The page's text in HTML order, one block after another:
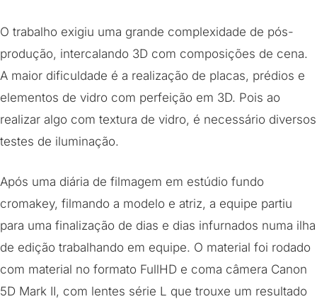
O trabalho exigiu uma grande complexidade de pós-
produção, intercalando 3D com composições de cena.
A maior dificuldade é a realização de placas, prédios e
elementos de vidro com perfeição em 3D. Pois ao
realizar algo com textura de vidro, é necessário diversos
testes de iluminação.
Após uma diária de filmagem em estúdio fundo
cromakey, filmando a modelo e atriz, a equipe partiu
para uma finalização de dias e dias infurnados numa ilha
de edição trabalhando em equipe. O material foi rodado
com material no formato FullHD e coma câmera Canon
5D Mark II, com lentes série L que trouxe um resultado